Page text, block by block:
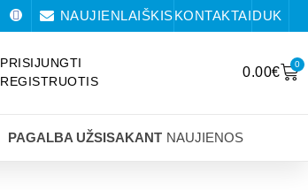
NAUJIENLAIŠKISKONTAKTAIDUK
PRISIJUNGTI
REGISTRUOTIS
0.00€
0
PAGALBA UŽSISAKANT NAUJIENOS